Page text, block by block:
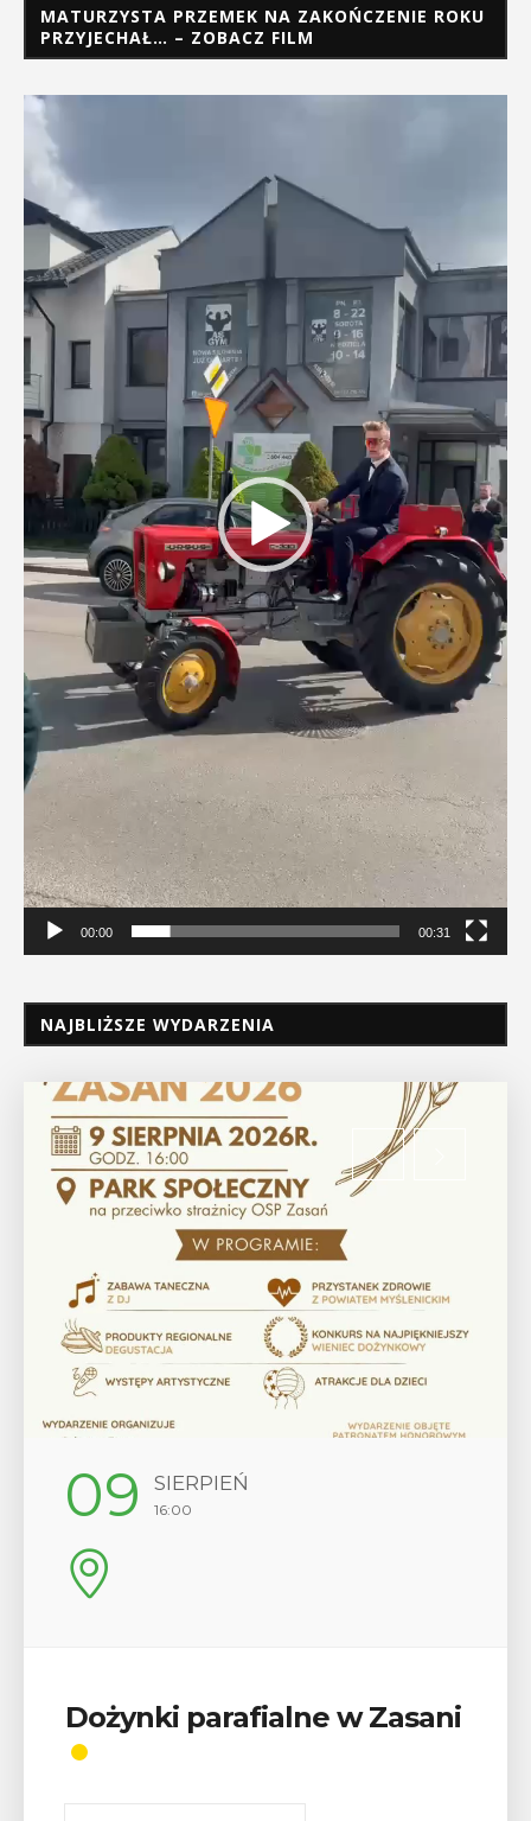
MATURZYSTA PRZEMEK NA ZAKOŃCZENIE ROKU
PRZYJECHAŁ… – ZOBACZ FILM
Odtwarzacz
00:00 00:31
NAJBLIŻSZE WYDARZENIA
12 SIERPIEŃ
17:00
Wykład „Jak zdobyć
odznaki na myślenickich